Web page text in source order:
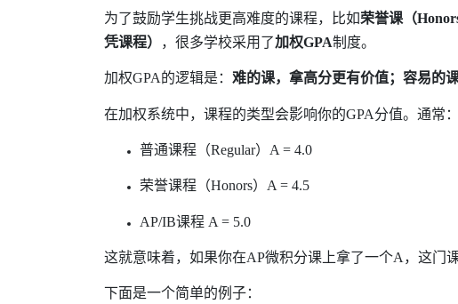
为了鼓励学生挑战更高难度的课程，比如荣誉课（
凭课程）
，很多学校采用了加权GPA制度。
加权GPA的逻辑是： 难的课，拿高分更有价值；容易的
在加权系统中，课程的类型会影响你的GPA分值。通常：
普通课程（Regular） A = 4.0
荣誉课程（Honors） A = 4.5
AP/IB课程 A = 5.0
这就意味着，如果你在AP微积分课上拿了一个A ，这门
下面是一个简单的例子：